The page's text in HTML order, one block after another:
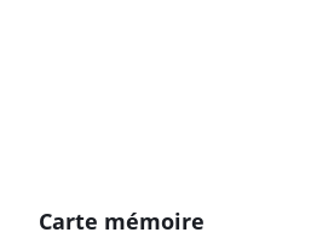
Carte mémoire